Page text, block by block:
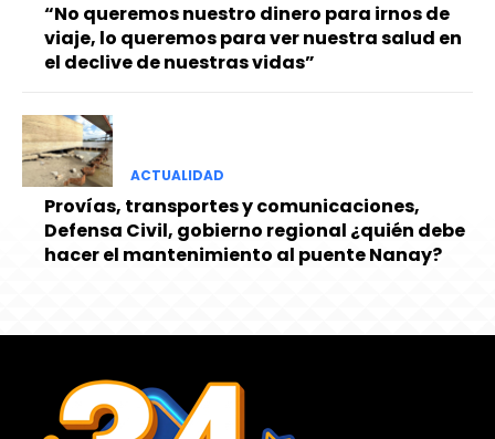
“No queremos nuestro dinero para irnos de
viaje, lo queremos para ver nuestra salud en
el declive de nuestras vidas”
ACTUALIDAD
Provías, transportes y comunicaciones,
Defensa Civil, gobierno regional ¿quién debe
hacer el mantenimiento al puente Nanay?